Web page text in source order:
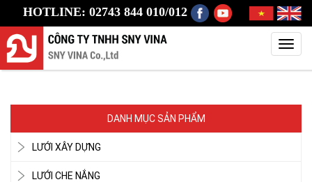
HOTLINE: 02743 844 010/012
DANH MỤC SẢN PHẨM
LƯỚI XÂY DỰNG
LƯỚI CHE NẮNG